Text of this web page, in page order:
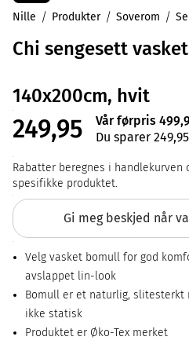
Nille Produkter Soverom
Chi sengesett
140x200cm, hvit
249,95
Vår førpris
Du sparer 249,95
Rabatter beregnes i
spesifikke produktet.
Gi meg beskjed når
Velg vasket bomull for god
avslappet lin-look
Bomull er et naturlig,
ikke statisk
Produktet er Øko-Tex merket